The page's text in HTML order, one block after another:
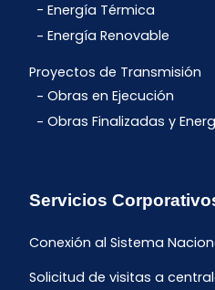
Energía Térmica
Energía Renovable
Proyectos de Transmisión
Obras en Ejecución
Obras Finalizadas y
Servicios
Conexión al Sistema
Solicitud de visitas a